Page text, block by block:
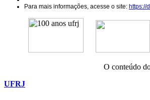
Para mais informações, acesse o site: https://
O conteúdo
UFRJ